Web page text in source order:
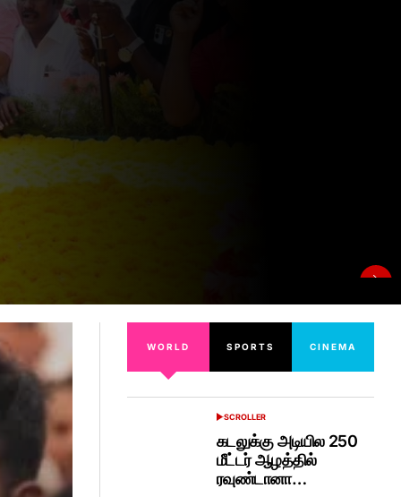
WORLD SPORTS CINEMA
POSTED
SCROLLER
கடலுக்கு அடியில 250
மீட்டர் ஆழத்தில்
ரவுண்டானா…